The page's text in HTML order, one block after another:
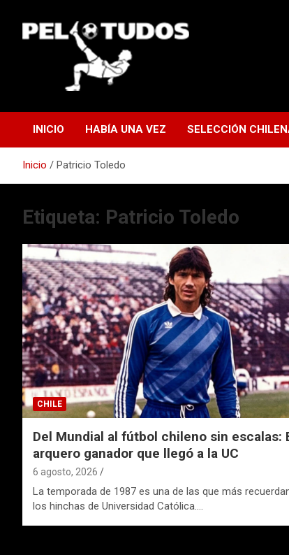
contenido
INICIO HABÍA UNA VEZ SELECCIÓN
Inicio Patricio Toledo
Etiqueta: Patricio Toledo
CHILE
Del Mundial al fútbol chileno sin escalas:
arquero ganador que llegó a la UC
6 agosto, 2026
La temporada de 1987 es una de las que más
los hinchas de Universidad Católica.…